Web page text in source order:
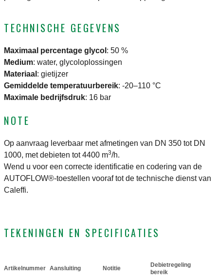
TECHNISCHE GEGEVENS
Maximaal percentage glycol : 50 %
Medium: water, glycoloplossingen
Materiaal : gietijzer
Gemiddelde temperatuurbereik: -20–110 °C
Maximale bedrijfsdruk: 16 bar
NOTE
Op aanvraag leverbaar met afmetingen van DN 350 tot DN
1000, met debieten tot 4400 m3/h.
Wend u voor een correcte identificatie en codering van de
AUTOFLOW®-toestellen vooraf tot de technische dienst van
Caleffi.
TEKENINGEN EN SPECIFICATIES
Artikelnummer Aansluiting Notitie
Debietregeling
bereik